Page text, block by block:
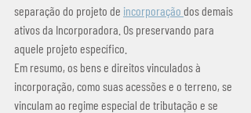
separação do projeto de incorporação dos demais
ativos da Incorporadora. Os preservando para
aquele projeto específico.
Em resumo, os bens e direitos vinculados à
incorporação, como suas acessões e o terreno, se
vinculam ao regime especial de tributação e se